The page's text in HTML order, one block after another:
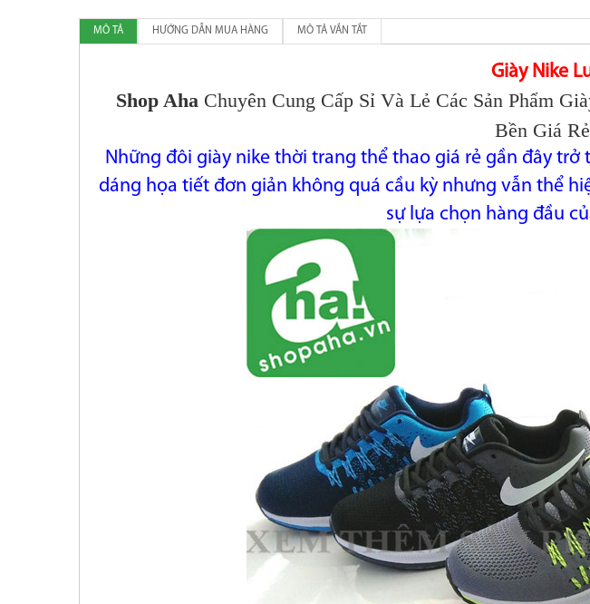
MÔ TẢ HƯỚNG DẪN MUA HÀNG MÔ TẢ VẮN TẮT
Giày Nike
Shop Aha Chuyên Cung Cấp Sỉ Và Lẻ Các Sản Phẩm
Bền Giá
Những đôi giày nike thời trang thể thao giá rẻ gần đây
dáng họa tiết đơn giản không quá cầu kỳ nhưng vẫn thể
sự lựa chọn hàng đầu